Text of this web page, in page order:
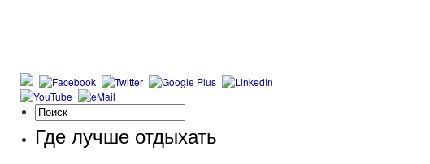
Где лучше отдыхать